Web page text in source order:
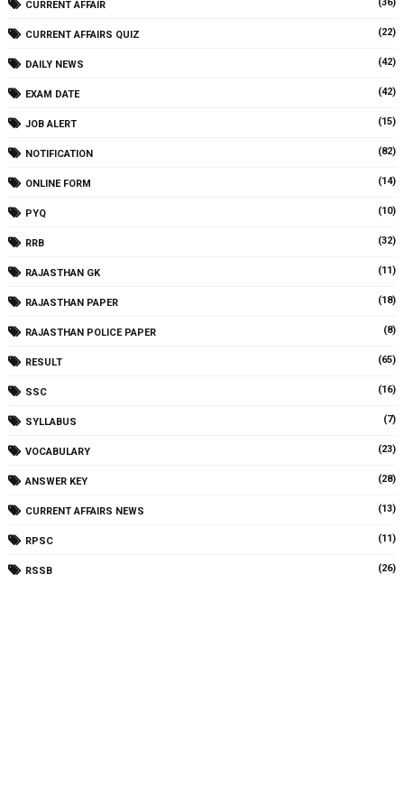
CURRENT AFFAIR
CURRENT AFFAIRS QUIZ (22)
DAILY NEWS (42)
EXAM DATE (42)
JOB ALERT (15)
NOTIFICATION (82)
ONLINE FORM (14)
PYQ (10)
RRB (32)
RAJASTHAN GK (11)
RAJASTHAN PAPER (18)
RAJASTHAN POLICE PAPER (8)
RESULT (65)
SSC (16)
SYLLABUS (7)
VOCABULARY (23)
ANSWER KEY (28)
CURRENT AFFAIRS NEWS (13)
RPSC (11)
RSSB (26)